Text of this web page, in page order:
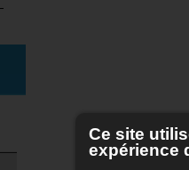
Ce site
expérience